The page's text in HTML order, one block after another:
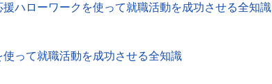
ハローワークを使って就職活動を成功させる全知識
って就職活動を成功させる全知識